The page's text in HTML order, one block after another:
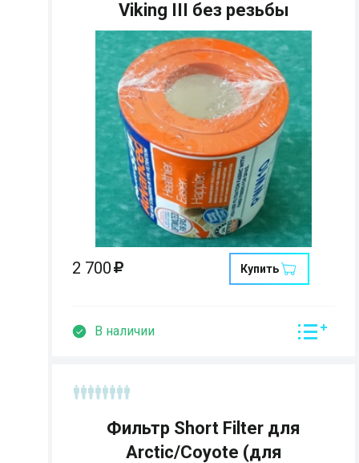
Страна:
Размеры:
Кол-во мест:
Viking III без резьбы
2 700 Купить
В наличии
Фильтр Short Filter для
Arctic/Coyote (для